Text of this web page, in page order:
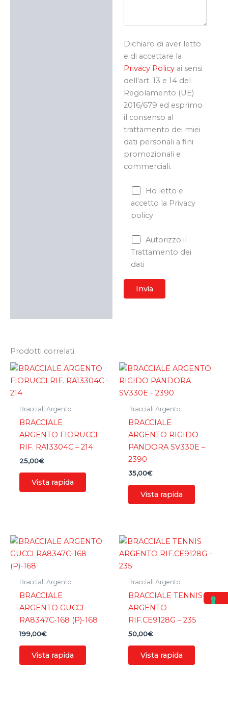
Dichiaro di aver letto
e di accettare la
Privacy Policyai sensi
dell'art. 13 e 14 del
Regolamento (UE)
2016/679 ed esprimo
il consenso al
trattamento dei miei
dati personali a fini
promozionali e
commerciali.
Ho letto e
accetto la Privacy
policy
Autorizzo il
Trattamento dei
dati
Prodotti correlati
Bracciali Argento
BRACCIALE
ARGENTO FIORUCCI
RIF. RA13304C – 214
25,00€
Vista rapida
Bracciali Argento
BRACCIALE
ARGENTO RIGIDO
PANDORA SV330E –
2390
35,00€
Vista rapida
Bracciali Argento
BRACCIALE
ARGENTO GUCCI
RA8347C-168 (P)-168
199,00€
Vista rapida
Bracciali Argento
BRACCIALE TENNIS
ARGENTO
RIF.CE9128G – 235
50,00€
Vista rapida